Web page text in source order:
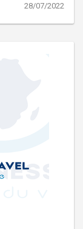
28/07/2022